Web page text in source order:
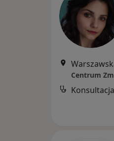
Centrum